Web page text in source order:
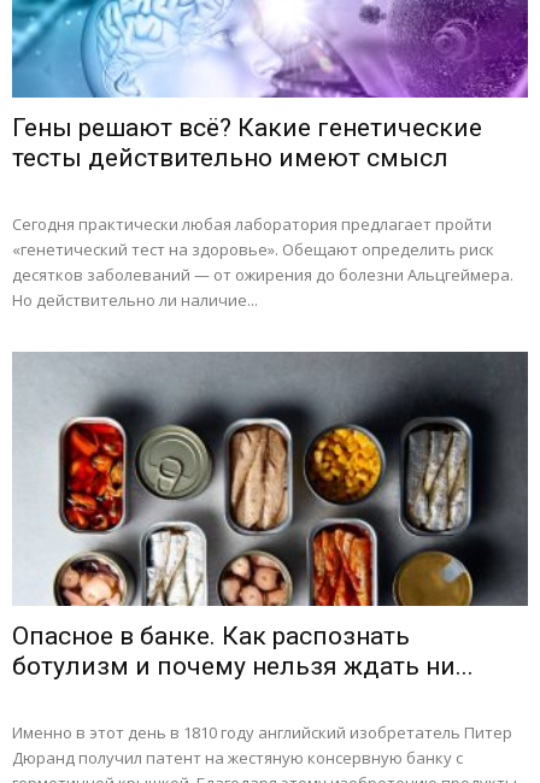
Гены решают всё? Какие генетические
тесты действительно имеют смысл
Сегодня практически любая лаборатория предлагает пройти
«генетический тест на здоровье». Обещают определить риск
десятков заболеваний — от ожирения до болезни Альцгеймера.
Но действительно ли наличие...
Опасное в банке. Как распознать
ботулизм и почему нельзя ждать ни...
Именно в этот день в 1810 году английский изобретатель Питер
Дюранд получил патент на жестяную консервную банку с